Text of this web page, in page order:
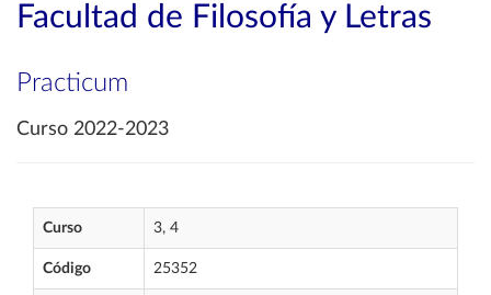
Facultad de Filosofía y Letras
Practicum
Curso 2022-2023
Curso 3, 4
Código 25352